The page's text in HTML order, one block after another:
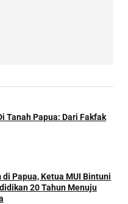
Tanah Papua: Dari Fakfak
Papua, Ketua MUI Bintuni
20 Tahun Menuju